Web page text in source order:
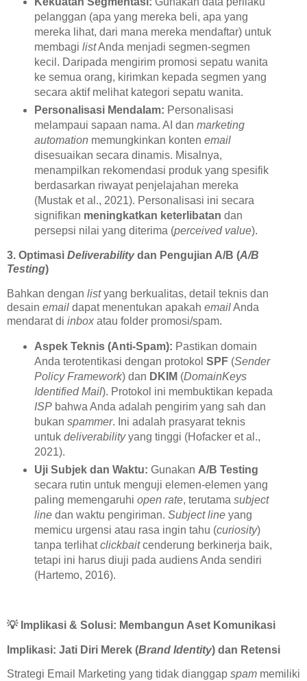
pelanggan (apa yang mereka beli, apa yang
mereka lihat, dari mana mereka mendaftar) untuk
membagi listAnda menjadi segmen-segmen
kecil. Daripada mengirim promosi sepatu wanita
ke semua orang, kirimkan kepada segmen yang
secara aktif melihat kategori sepatu wanita.
Personalisasi Mendalam: Personalisasi
melampaui sapaan nama. AI dan marketing
automation memungkinkan konten email
disesuaikan secara dinamis. Misalnya,
menampilkan rekomendasi produk yang spesifik
berdasarkan riwayat penjelajahan mereka
(Mustak et al., 2021). Personalisasi ini secara
signifikan meningkatkan keterlibatan dan
persepsi nilai yang diterima (perceived value).
3. Optimasi Deliverabilitydan Pengujian A/B (A/B
Testing)
Bahkan dengan listyang berkualitas, detail teknis dan
desain email dapat menentukan apakah emailAnda
mendarat di inbox atau folder promosi/spam.
Aspek Teknis (Anti-Spam): Pastikan domain
Anda terotentikasi dengan protokol SPF(Sender
Policy Framework) dan DKIM (DomainKeys
Identified Mail). Protokol ini membuktikan kepada
ISPbahwa Anda adalah pengirim yang sah dan
bukan spammer. Ini adalah prasyarat teknis
untuk deliverabilityyang tinggi (Hofacker et al.,
2021).
Uji Subjek dan Waktu: Gunakan A/B Testing
secara rutin untuk menguji elemen-elemen yang
paling memengaruhi open rate, terutama subject
linedan waktu pengiriman. Subject lineyang
memicu urgensi atau rasa ingin tahu (curiosity)
tanpa terlihatclickbaitcenderung berkinerja baik,
tetapi ini harus diuji pada audiens Anda sendiri
(Hartemo, 2016).
💡Implikasi & Solusi: Membangun Aset Komunikasi
Implikasi: Jati Diri Merek (Brand Identity) dan Retensi
Strategi Email Marketing yang tidak dianggap spam memiliki